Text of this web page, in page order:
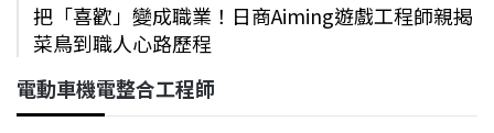
把「喜歡」變成職業！日商Aiming遊戲工程師親揭
菜鳥到職人心路歷程
電動車機電整合工程師